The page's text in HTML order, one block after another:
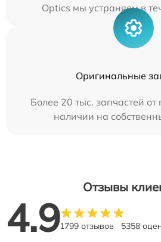
Optics мы устраняем в
Оригинальные
Более 20 тыс. запчастей от
наличии на
Отзывы
4.91799 отзывов 5358